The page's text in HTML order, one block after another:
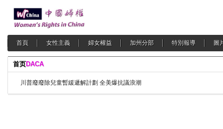
首頁 女性主義 婦女權益 加州分部 特別報導 圖
首页DACA
川普廢廢除兒童暫緩遞解計劃 全美爆抗議浪潮